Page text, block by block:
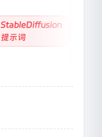
StableDiffusion
提示词